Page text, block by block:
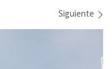
Siguiente